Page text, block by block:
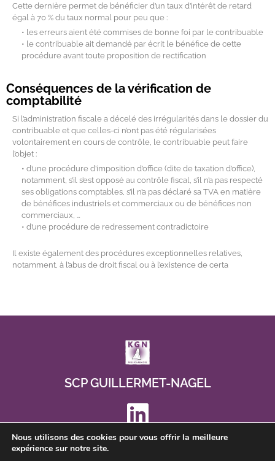
Cette dernière permet de bénéficier d’un taux d’intérêt de retard
égal à 70 % du taux normal pour peu que :
• les erreurs aient été commises de bonne foi par le contribuable
• le contribuable ait demandé par écrit le bénéfice de cette
procédure avant toute proposition de rectification
Conséquences de la vérification de
comptabilité
Si l’administration fiscale a décelé des irrégularités dans le dossier du
contribuable et que celles-ci n’ont pas été régularisées
volontairement en cours de contrôle, le contribuable peut faire
l’objet :
• d’une procédure d’imposition d’office (dite de taxation d’office),
notamment, s’il s’est opposé au contrôle fiscal, s’il n’a pas respecté
ses obligations comptables, s’il n’a pas déclaré sa TVA en matière
de bénéfices industriels et commerciaux ou de bénéfices non
commerciaux, …
• d’une procédure de redressement contradictoire
Il existe également des procédures exceptionnelles relatives,
notamment, à l’abus de droit fiscal ou à l’existence de certa
SCP GUILLERMET-NAGEL
Mentions légales
Nous utilisons des cookies pour vous offrir la meilleure
expérience sur notre site.